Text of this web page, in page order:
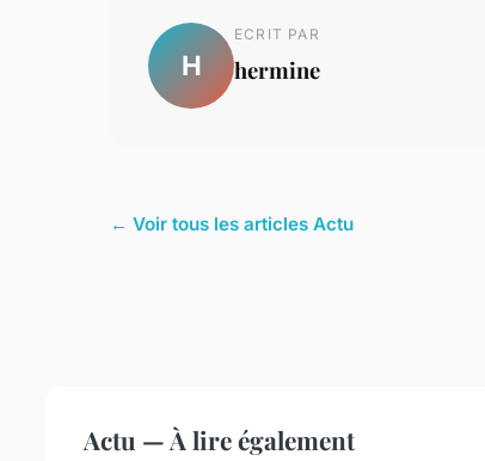
H
ECRIT PAR
hermine
← Voir tous les articles Actu
Actu — À lire également